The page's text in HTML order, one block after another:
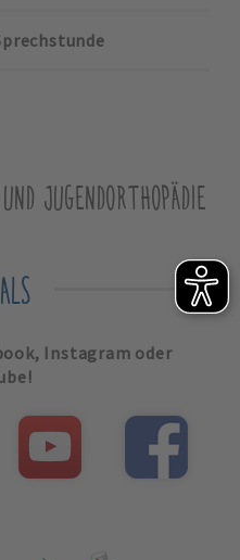
JUGENDORTHOPÄDIE
Instagram oder